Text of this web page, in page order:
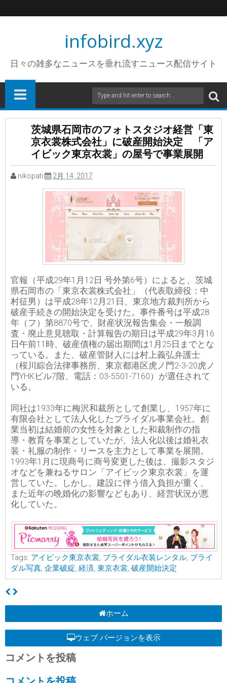
infobird.xyz
日々の雑多なニュースを垂れ流すニュース配信サイト
茨城県石岡市のフォトスタジオ経営「東
京衣裳株式会社」に破産開始決定 「ア
イビック東京衣裳」の屋号で事業展開
nikopati 2月 14, 2017
官報（平成29年1月12日 号外第6号）によると、茨城
県石岡市の「東京衣裳株式会社」（代表取締役：中
村征男）は平成28年12月21日、東京地方裁判所から
破産手続きの開始決定を受けた。事件番号は平成28
年（フ）第8870号で、財産状況報告集会・一般調
査・廃止意見聴取・計算報告の期日は平成29年3月16
日午前11時、破産債権の届出期間は1月25日までとな
っている。また、破産管財人には村上義弘弁護士
（桜川綜合法律事務所、東京都港区虎ノ門2-3-20虎ノ
門YHKビル7階、電話：03-5501-7160）が選任されて
いる。
同社は1933年に梅沢和裁所として創業し、1957年に
有限会社として法人化したブライダル事業会社。創
業当初は結婚前の女性を対象とした和裁制作の指
導・教育を事業としていたが、法人化以後は婚礼衣
装・礼服の制作・リースを主力として事業を展開。
1993年1月に現商号に商号変更した後は、撮影スタジ
オなどを兼ねるサロン「アイビック東京衣裳」を運
営していた。しかし、建設に伴う借入負担が重く、
また近年の晩婚化の影響などもあり、経営状況が悪
化していた。
Tags: アイビック東京衣裳 ブライダル衣装レンタル ブライ
ダル写真 企業破綻 経済 東京衣裳 破産開始決定
ホーム
ウェブ バージョンを表示
コメントを投稿